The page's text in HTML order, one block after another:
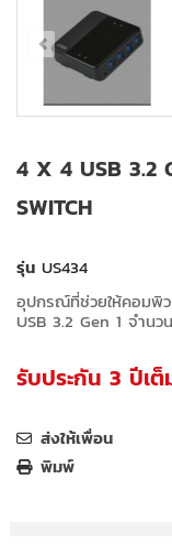
4 X 4 USB 3.2
SWITCH
รุ่น US434
อุปกรณ์ที่ช่วยให้คอมพิ
USB 3.2 Gen 1 จำน
รับประกัน 3 ปีเต็
ส่งให้เพื่อน
พิมพ์